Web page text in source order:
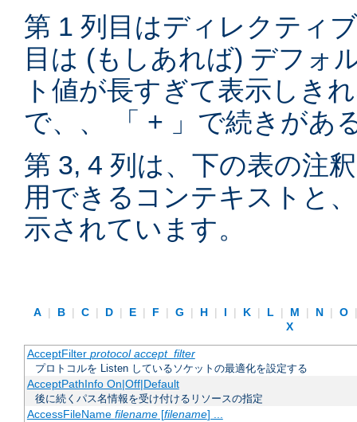
第 1 列目はディレクティ
目は (もしあれば) デフォ
ト値が長すぎて表示しき
で、、 「 + 」で続きがあ
第 3, 4 列は、下の表の注
用できるコンテキストと
示されています。
A | B | C | D | E | F | G | H | I | K | L | M | N | O
X
AcceptFilter protocol accept_filter
プロトコルを Listen しているソケットの最適化を設定する
AcceptPathInfo On|Off|Default
後に続くパス名情報を受け付けるリソースの指定
AccessFileName filename[filename] ...